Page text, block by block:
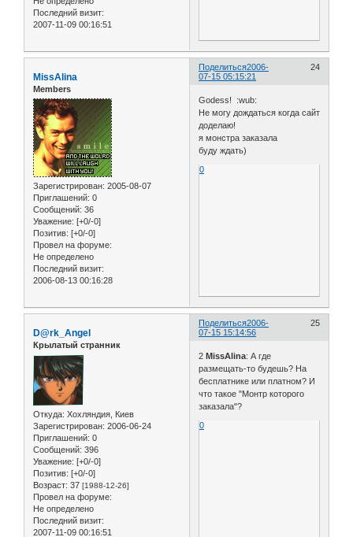
Последний визит:
2007-11-09 00:16:51
Поделиться 24
2006-
07-15 05:15:21
MissAlina
Members
Зарегистрирован: 2005-08-07
Приглашений: 0
Сообщений: 36
Уважение: [+0/-0]
Позитив: [+0/-0]
Провел на форуме:
Не определено
Последний визит:
2006-08-13 00:16:28
Godess! :wub:
Не могу дождаться когда сайт
доделаю!
я монстра заказала
буду ждать)
0
Поделиться 25
2006-
07-15 15:14:56
D@rk_Angel
Крылатый странник
Откуда: Хохляндия, Киев
Зарегистрирован: 2006-06-24
Приглашений: 0
Сообщений: 396
Уважение: [+0/-0]
Позитив: [+0/-0]
Возраст: 37 [1988-12-26]
Провел на форуме:
Не определено
Последний визит:
2007-11-09 00:16:51
2MissAlina: А где
размещать-то будешь? На
бесплатнике или платном? И
что такое "Монтр которого
заказала"?
0